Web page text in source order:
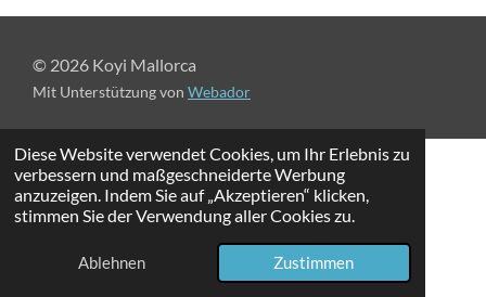
Diese Website verwendet Cookies, um Ihr Erlebnis zu
verbessern und maßgeschneiderte Werbung
anzuzeigen. Indem Sie auf „Akzeptieren“ klicken,
stimmen Sie der Verwendung aller Cookies zu.
Ablehnen Zustimmen
© 2026 Koyi Mallorca
Mit Unterstützung von Webador